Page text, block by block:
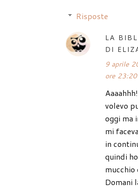
Risposte
LA
DI
9 aprile
ore 23:20
volevo
oggi ma
mi
in
quindi
Domani